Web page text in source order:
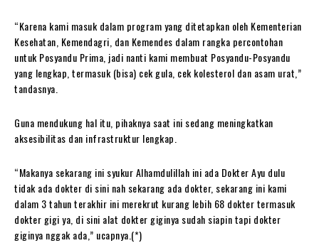
“Karena kami masuk dalam program yang ditetapkan oleh Kementerian
Kesehatan, Kemendagri, dan Kemendes dalam rangka percontohan
untuk Posyandu Prima, jadi nanti kami membuat Posyandu-Posyandu
yang lengkap, termasuk (bisa) cek gula, cek kolesterol dan asam urat,”
tandasnya.
Guna mendukung hal itu, pihaknya saat ini sedang meningkatkan
aksesibilitas dan infrastruktur lengkap.
“Makanya sekarang ini syukur Alhamdulillah ini ada Dokter Ayu dulu
tidak ada dokter di sini nah sekarang ada dokter, sekarang ini kami
dalam 3 tahun terakhir ini merekrut kurang lebih 68 dokter termasuk
dokter gigi ya, di sini alat dokter giginya sudah siapin tapi dokter
giginya nggak ada,” ucapnya.(*)